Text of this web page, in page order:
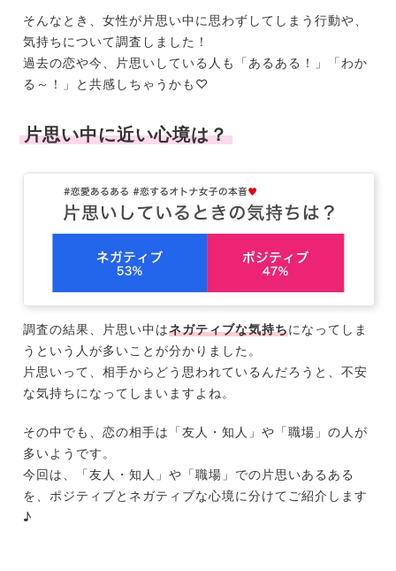
そんなとき、女性が片思い中に思わずしてしまう行動や、
気持ちについて調査しました！
過去の恋や今、片思いしている人も「あるある！」「わか
る～！」と共感しちゃうかも♡
片思い中に近い心境は？
調査の結果、片思い中はネガティブな気持ちになってしま
うという人が多いことが分かりました。
片思いって、相手からどう思われているんだろうと、不安
な気持ちになってしまいますよね。
その中でも、恋の相手は「友人・知人」や「職場」の人が
多いようです。
今回は、「友人・知人」や「職場」での片思いあるある
を、ポジティブとネガティブな心境に分けてご紹介します
♪